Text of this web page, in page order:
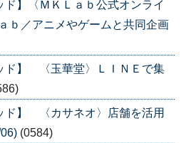
ド】〈ＭＫＬａｂ公式オンライ
ｂ／アニメやゲームと共同企画
ド】 〈玉華堂〉ＬＩＮＥで集
ド】 〈カサネオ〉店舗を活用
(0584)